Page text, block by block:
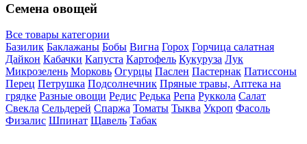
Семена овощей
Все товары категории
Базилик Баклажаны Бобы Вигна Горох Горчица салатная
Дайкон Кабачки Капуста Картофель Кукуруза Лук
Микрозелень Морковь Огурцы Паслен Пастернак Патиссоны
Перец Петрушка Подсолнечник Пряные травы, Аптека на
грядке Разные овощи Редис Редька Репа Руккола Салат
Свекла Сельдерей Спаржа Томаты Тыква Укроп Фасоль
Физалис Шпинат Щавель Табак